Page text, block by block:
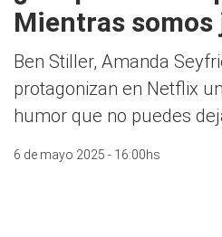
Mientras somos
Ben Stiller, Amanda
protagonizan en Netflix
humor que no puedes
6 de mayo 2025 - 16:00hs